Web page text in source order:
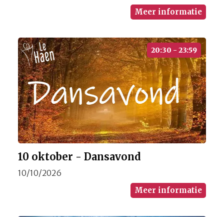
Meer informatie
10 oktober - Dansavond
10/10/2026
20:30 - 23:59
Meer informatie